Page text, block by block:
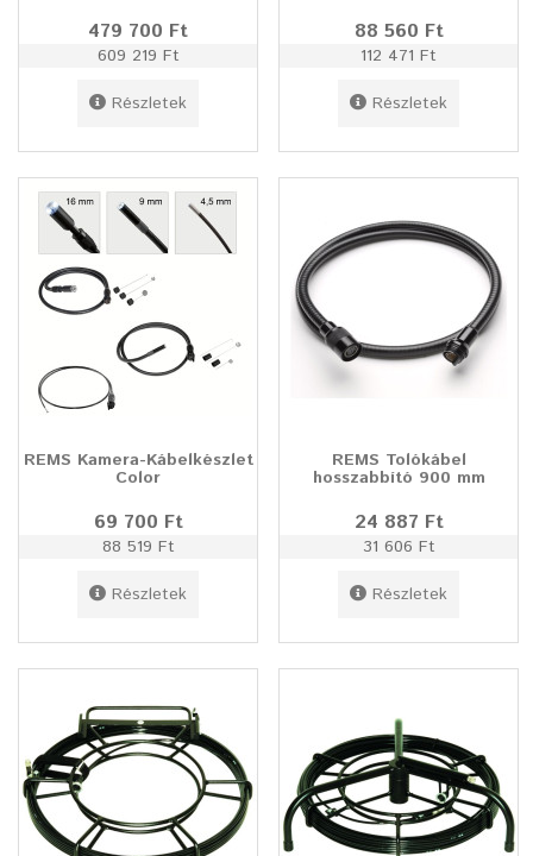
479 700 Ft
609 219 Ft
Részletek
88 560 Ft
112 471 Ft
Részletek
REMS Kamera-Kábelkészlet
Color
69 700 Ft
88 519 Ft
Részletek
REMS Tolókábel
hosszabbító 900 mm
24 887 Ft
31 606 Ft
Részletek